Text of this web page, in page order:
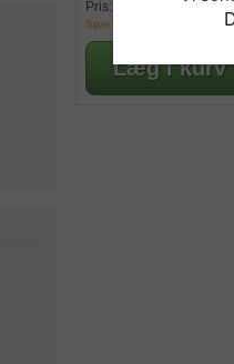
Pris:
499,00 kr.
Spar 100,00 kr.